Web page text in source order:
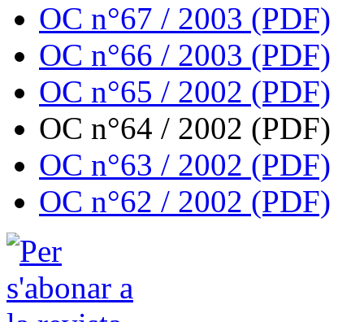
OC n°67 / 2003 (PDF)
OC n°66 / 2003 (PDF)
OC n°65 / 2002 (PDF)
OC n°64 / 2002 (PDF)
OC n°63 / 2002 (PDF)
OC n°62 / 2002 (PDF)